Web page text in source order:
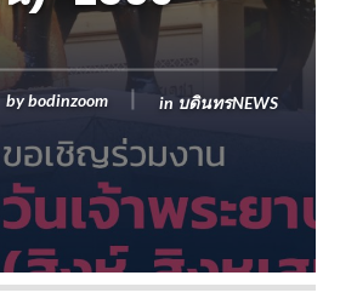
by bodinzoom in บดินทรNEWS